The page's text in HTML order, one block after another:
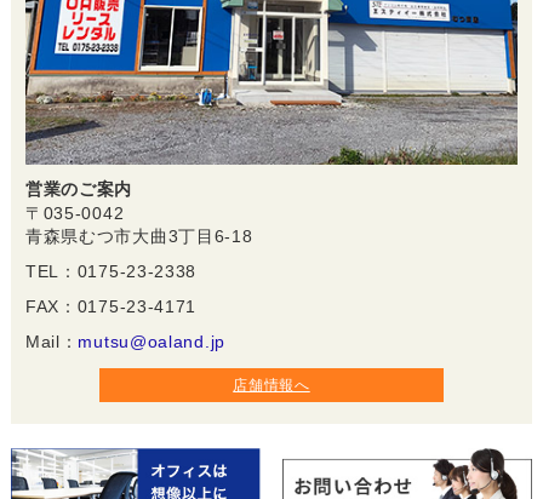
営業のご案内
〒035-0042
青森県むつ市大曲3丁目6-18
TEL：0175-23-2338
FAX：0175-23-4171
Mail： mutsu@oaland.jp
店舗情報へ